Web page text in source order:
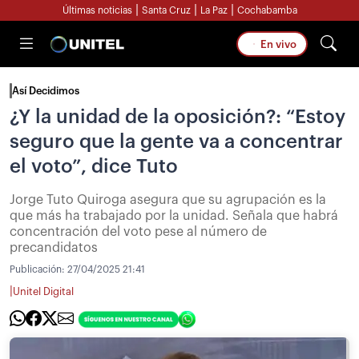
Últimas noticias Santa Cruz La Paz Cochabamba
En vivo
Así Decidimos
¿Y la unidad de la oposición?: “Estoy
seguro que la gente va a concentrar
el voto”, dice Tuto
Jorge Tuto Quiroga asegura que su agrupación es la
que más ha trabajado por la unidad. Señala que habrá
concentración del voto pese al número de
precandidatos
Publicación: 27/04/2025 21:41
Unitel Digital